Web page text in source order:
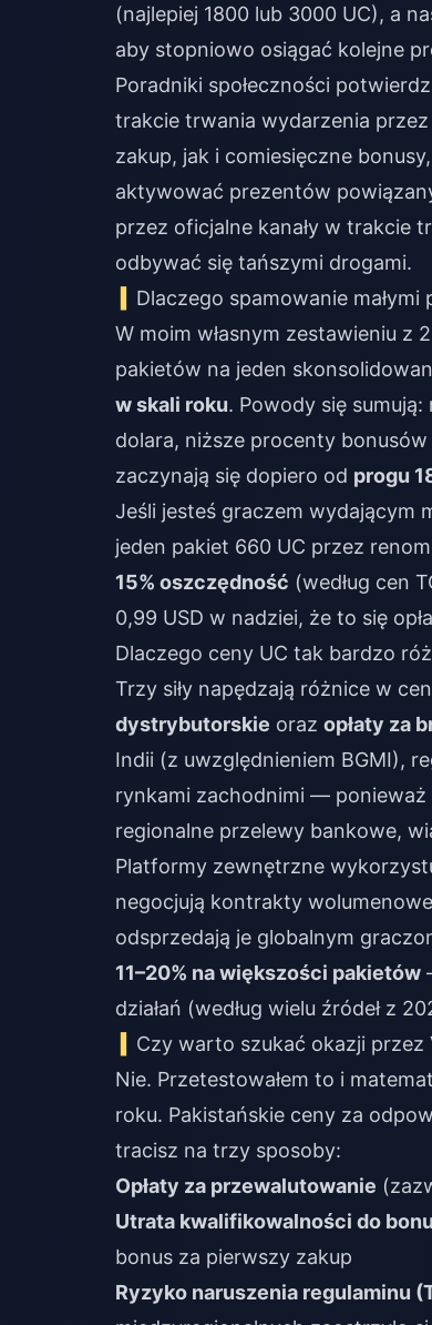
(najlepiej 1800 lub 3000 UC), a
aby stopniowo osiągać kolejne
Poradniki społeczności
trakcie trwania wydarzenia
zakup, jak i comiesięczne
aktywować prezentów
przez oficjalne kanały w trakcie
odbywać się tańszymi drogami.
Dlaczego spamowanie
W moim własnym zestawieniu z
pakietów na jeden
w skali roku. Powody się
dolara, niższe procenty
zaczynają się dopiero od progu
Jeśli jesteś graczem wydającym
jeden pakiet 660 UC przez
15% oszczędność (według cen
0,99 USD w nadziei, że to się
Dlaczego ceny UC tak bardzo
Trzy siły napędzają różnice w
dystrybutorskie oraz opłaty za
Indii (z uwzględnieniem BGMI),
rynkami zachodnimi — ponieważ
regionalne przelewy bankowe,
Platformy zewnętrzne
negocjują kontrakty
odsprzedają je globalnym
11–20% na większości pakietów
działań (według wielu źródeł z
Czy warto szukać okazji przez
Nie. Przetestowałem to i
roku. Pakistańskie ceny za
tracisz na trzy sposoby:
Opłaty za przewalutowanie
Utrata kwalifikowalności do
bonus za pierwszy zakup
Ryzyko naruszenia regulaminu